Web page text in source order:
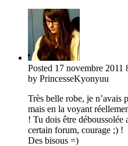
Posted 17 novembre 2011
by PrincesseKyonyuu
Très belle robe, je n’avais
mais en la voyant
! Tu dois être déboussolée
certain forum, courage ;) !
Des bisous =)